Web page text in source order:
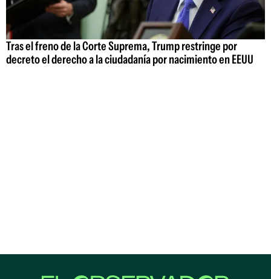
Tras el freno de la Corte Suprema, Trump restringe por
decreto el derecho a la ciudadanía por nacimiento en EEUU